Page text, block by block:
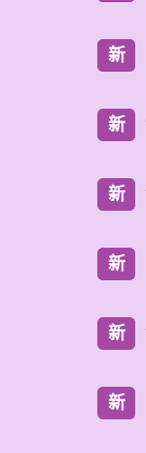
新
新
新
新
新
新